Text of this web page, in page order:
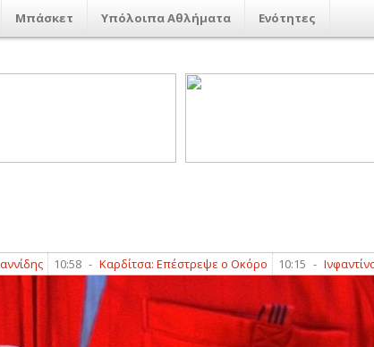
Μπάσκετ Υπόλοιπα Αθλήματα Ενότητες
10:58 - Καρδίτσα: Επέστρεψε ο Οκόρο 10:15 - Ινφαντίνο: Η